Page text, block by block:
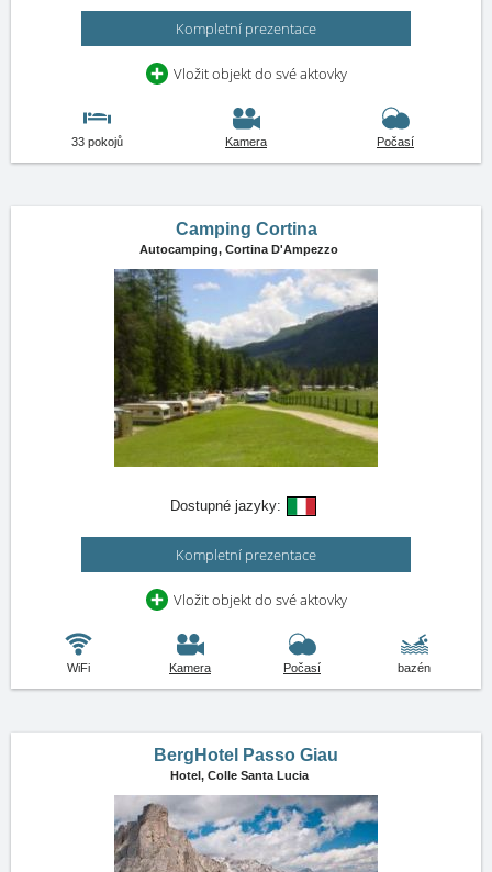
Kompletní prezentace
Vložit objekt do své aktovky
33 pokojů Kamera Počasí
Camping Cortina
Autocamping, Cortina D'Ampezzo
Dostupné jazyky:
Kompletní prezentace
Vložit objekt do své aktovky
WiFi Kamera Počasí bazén
BergHotel Passo Giau
Hotel, Colle Santa Lucia